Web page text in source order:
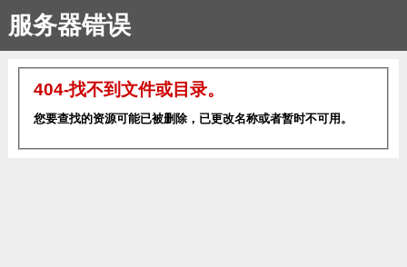
服务器错误
404-找不到文件或目录。
您要查找的资源可能已被删除，已更改名称或者暂时不可用。